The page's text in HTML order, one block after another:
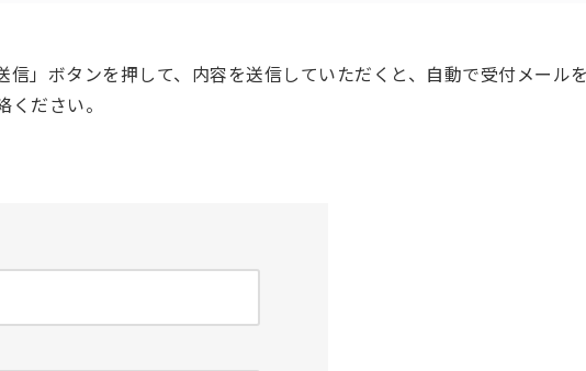
」ボタンを押して、内容を送信していただくと、自動で受付メールを
ださい。